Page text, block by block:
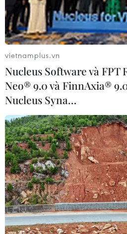
đến khán giả nhiều tiết mục ca
Tưởng nhớ tác giả của
qua tuyển tập đặc sắc
25/12/2019 13:24
vietnamplus.vn
Nucleus Software và FPT
Neo® 9.0 và FinnAxia®
Nucleus Syna…